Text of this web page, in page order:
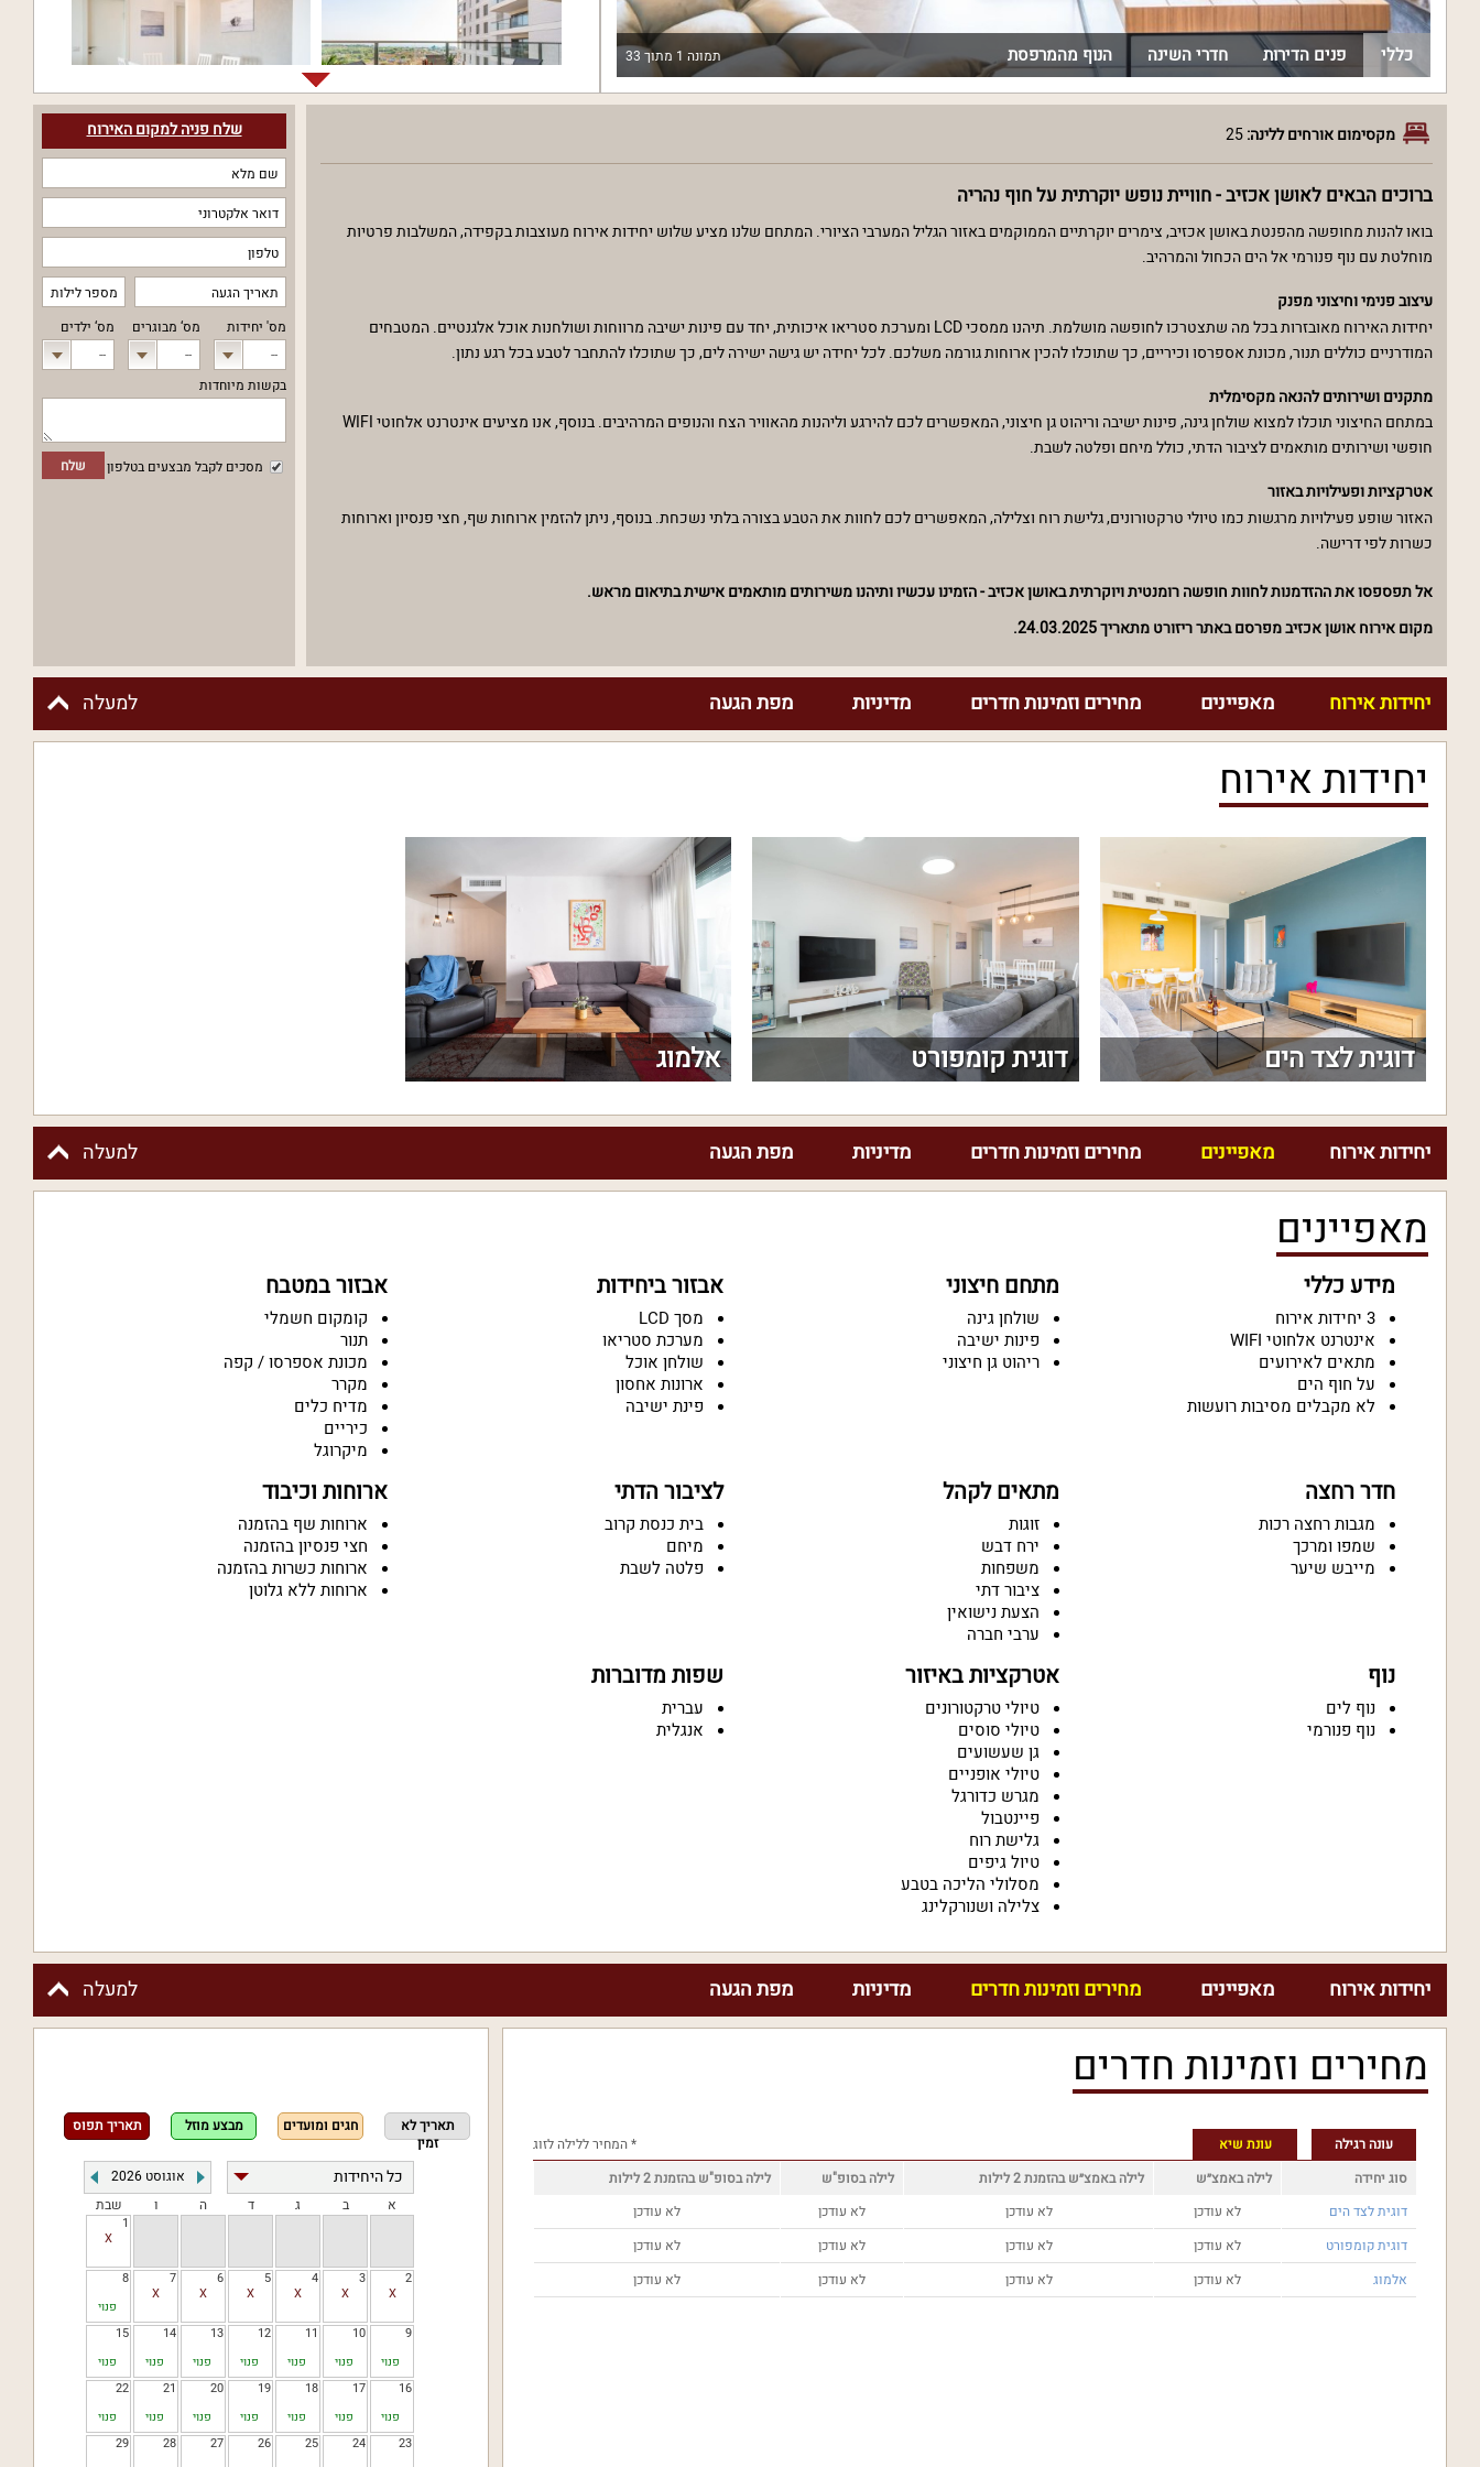
תמונה 1 מתוך 33 כללי פנים הדירות חדרי השינה הנוף מהמרפסת
שלח פניה למקום האירוח
מס‘ ילדים
--
מס‘ מבוגרים
--
מס' יחידות
--
בקשות מיוחדות
שלח מסכים לקבל מבצעים בטלפון
מקסימום אורחים ללינה:25
ברוכים הבאים לאושן אכזיב - חוויית נופש יוקרתית על חוף נהריה
בואו להנות מחופשה מהפנטת באושן אכזיב, צימרים יוקרתיים הממוקמים באזור הגליל המערבי הציורי. המתחם שלנו מציע שלוש יחידות אירוח מעוצבות בקפידה, המשלבות פרטיות
מוחלטת עם נוף פנורמי אל הים הכחול והמרהיב.
עיצוב פנימי וחיצוני מפנק
יחידות האירוח מאובזרות בכל מה שתצטרכו לחופשה מושלמת. תיהנו ממסכי LCD ומערכת סטריאו איכותית, יחד עם פינות ישיבה מרווחות ושולחנות אוכל אלגנטיים. המטבחים
המודרניים כוללים תנור, מכונת אספרסו וכיריים, כך שתוכלו להכין ארוחות גורמה משלכם. לכל יחידה יש גישה ישירה לים, כך שתוכלו להתחבר לטבע בכל רגע נתון.
מתקנים ושירותים להנאה מקסימלית
במתחם החיצוני תוכלו למצוא שולחן גינה, פינות ישיבה וריהוט גן חיצוני, המאפשרים לכם להירגע וליהנות מהאוויר הצח והנופים המרהיבים. בנוסף, אנו מציעים אינטרנט אלחוטי WIFI
חופשי ושירותים מותאמים לציבור הדתי, כולל מיחם ופלטה לשבת.
אטרקציות ופעילויות באזור
האזור שופע פעילויות מרגשות כמו טיולי טרקטורונים, גלישת רוח וצלילה, המאפשרים לכם לחוות את הטבע בצורה בלתי נשכחת. בנוסף, ניתן להזמין ארוחות שף, חצי פנסיון וארוחות
כשרות לפי דרישה.
אל תפספסו את ההזדמנות לחוות חופשה רומנטית ויוקרתית באושן אכזיב - הזמינו עכשיו ותיהנו משירותים מותאמים אישית בתיאום מראש.
מקום אירוח אושן אכזיב מפרסם באתר ריזורט מתאריך 24.03.2025.
למעלה יחידות אירוח מאפיינים מחירים וזמינות חדרים מדיניות מפת הגעה
יחידות אירוח
דוגית לצד הים דוגית קומפורט אלמוג
למעלה יחידות אירוח מאפיינים מחירים וזמינות חדרים מדיניות מפת הגעה
מאפיינים
מידע כללי
3 יחידות אירוח
אינטרנט אלחוטי WIFI
מתאים לאירועים
על חוף הים
לא מקבלים מסיבות רועשות
מתחם חיצוני
שולחן גינה
פינות ישיבה
ריהוט גן חיצוני
אבזור ביחידות
מסך LCD
מערכת סטריאו
שולחן אוכל
ארונות אחסון
פינת ישיבה
אבזור במטבח
קומקום חשמלי
תנור
מכונת אספרסו / קפה
מקרר
מדיח כלים
כיריים
מיקרוגל
חדר רחצה
מגבות רחצה רכות
שמפו ומרכך
מייבש שיער
מתאים לקהל
זוגות
ירח דבש
משפחות
ציבור דתי
הצעת נישואין
ערבי חברה
לציבור הדתי
בית כנסת קרוב
מיחם
פלטה לשבת
ארוחות וכיבוד
ארוחות שף בהזמנה
חצי פנסיון בהזמנה
ארוחות כשרות בהזמנה
ארוחות ללא גלוטן
נוף
נוף לים
נוף פנורמי
אטרקציות באיזור
טיולי טרקטורונים
טיולי סוסים
גן שעשועים
טיולי אופניים
מגרש כדורגל
פיינטבול
גלישת רוח
טיול גיפים
מסלולי הליכה בטבע
צלילה ושנורקלינג
שפות מדוברות
עברית
אנגלית
למעלה יחידות אירוח מאפיינים מחירים וזמינות חדרים מדיניות מפת הגעה
תאריך לא
זמין
חגים ומועדים מבצע מוזל תאריך תפוס
אוגוסט 2026
א
ב ג ד ה ו שבת
1
2
3
4
5
6
7
8
פנוי
9
פנוי
10
פנוי
11
פנוי
12
פנוי
13
פנוי
14
פנוי
15
פנוי
16
פנוי
17
פנוי
18
פנוי
19
פנוי
20
פנוי
21
פנוי
22
פנוי
23
24
25
26
27
28
29
מחירים וזמינות חדרים
עונה רגילה עונת שיא
* המחיר ללילה לזוג
סוג יחידה
לילה באמצ״ש לילה באמצ״ש בהזמנת 2 לילות לילה בסופ"ש
לילה בסופ"ש בהזמנת 2 לילות
דוגית לצד הים
לא עודכן לא עודכן לא עודכן
לא עודכן
דוגית קומפורט
לא עודכן לא עודכן לא עודכן
לא עודכן
אלמוג
לא עודכן לא עודכן לא עודכן לא עודכן